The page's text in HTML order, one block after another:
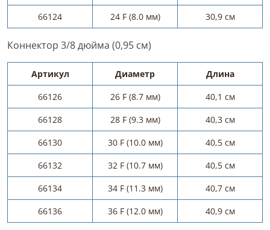
66124
24 F (8.0 мм) 30,9 см
Коннектор 3/8 дюйма (0,95 см)
Артикул Диаметр
Длина
66126
26 F (8.7 мм)
40,1 см
66128
28 F (9.3 мм)
40,3 см
66130
30 F (10.0 мм)
40,5 см
66132
32 F (10.7 мм)
40,5 см
66134
34 F (11.3 мм)
40,7 см
66136
36 F (12.0 мм) 40,9 см